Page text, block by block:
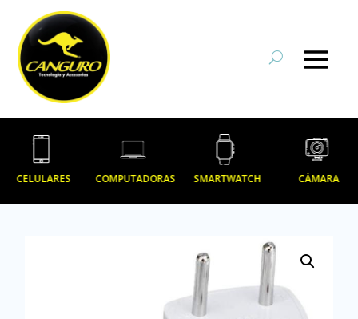
CELULARES COMPUTADORAS SMARTWATCH CÁMARA